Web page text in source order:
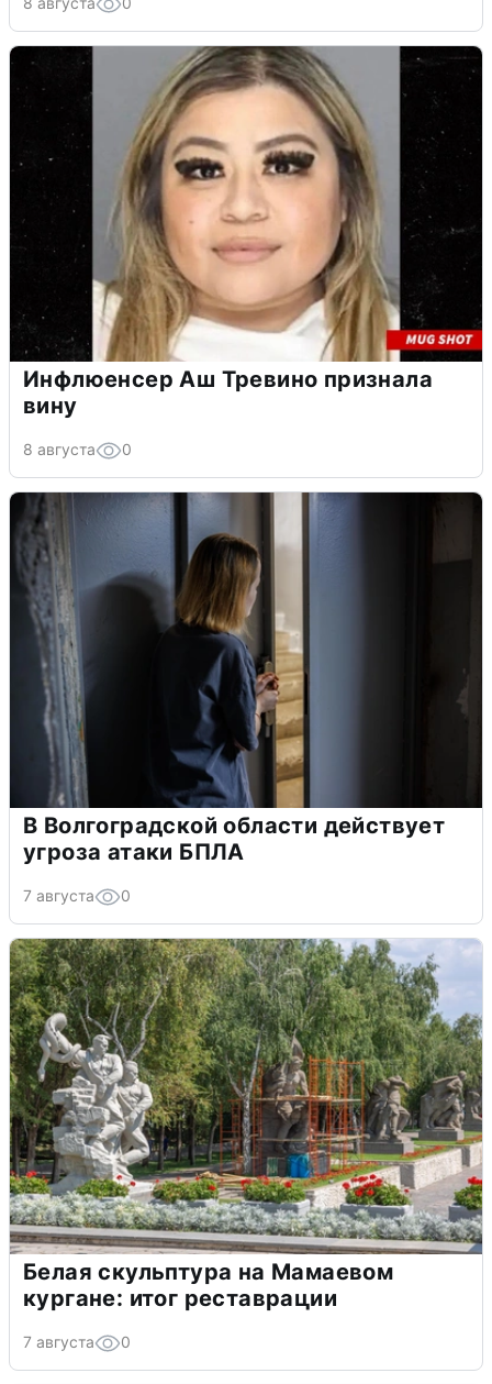
Инфлюенсер Аш Тревино признала
вину
8 августа 0
В Волгоградской области действует
угроза атаки БПЛА
7 августа 0
Белая скульптура на Мамаевом
кургане: итог реставрации
7 августа 0